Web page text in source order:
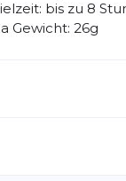
bis zu 8
Gewicht: 26g